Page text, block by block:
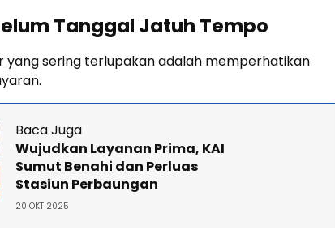
Tanggal Jatuh Tempo
yang sering terlupakan adalah memperhatikan
Baca Juga
Wujudkan Layanan Prima, KAI
Sumut Benahi dan Perluas
Stasiun Perbaungan
20 OKT 2025